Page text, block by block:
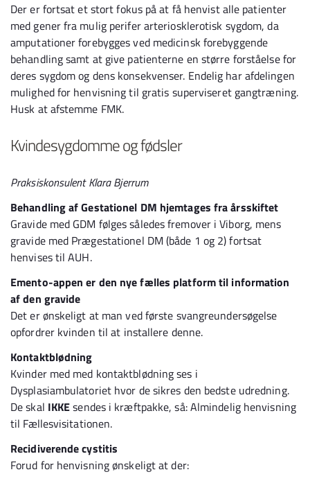
Der er fortsat et stort fokus på at få henvist alle patienter
med gener fra mulig perifer arteriosklerotisk sygdom, da
amputationer forebygges ved medicinsk forebyggende
behandling samt at give patienterne en større forståelse for
deres sygdom og dens konsekvenser. Endelig har afdelingen
mulighed for henvisning til gratis superviseret gangtræning.
Husk at afstemme FMK.
Kvindesygdomme og fødsler
Praksiskonsulent Klara Bjerrum
Behandling af Gestationel DM hjemtages fra årsskiftet
Gravide med GDM følges således fremover i Viborg, mens
gravide med Prægestationel DM (både 1 og 2) fortsat
henvises til AUH.
Emento-appen er den nye fælles platform til information
af den gravide
Det er ønskeligt at man ved første svangreundersøgelse
opfordrer kvinden til at installere denne.
Kontaktblødning
Kvinder med med kontaktblødning ses i
Dysplasiambulatoriet hvor de sikres den bedste udredning.
De skal IKKEsendes i kræftpakke, så: Almindelig henvisning
til Fællesvisitationen.
Recidiverende cystitis
Forud for henvisning ønskeligt at der: